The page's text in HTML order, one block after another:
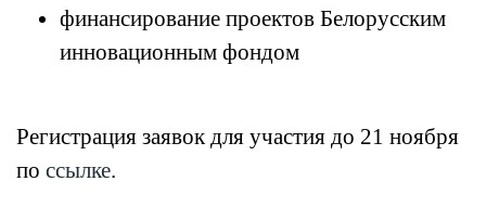
финансирование проектов Белорусским
инновационным фондом
Регистрация заявок для участия до 21 ноября
по ссылке.